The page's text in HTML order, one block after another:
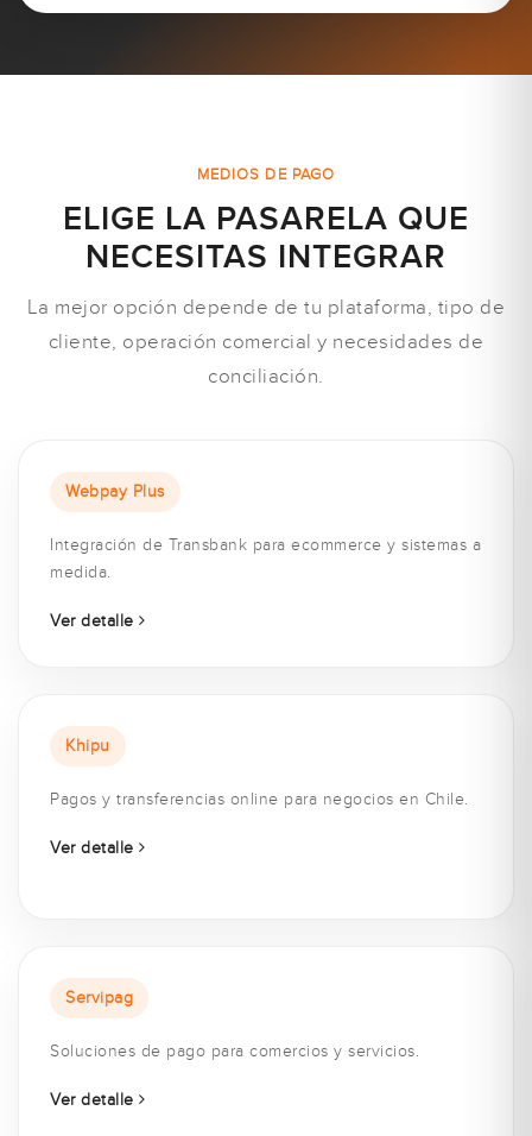
MEDIOS DE PAGO
ELIGE LA PASARELA QUE
NECESITAS INTEGRAR
La mejor opción depende de tu plataforma, tipo de
cliente, operación comercial y necesidades de
conciliación.
Webpay Plus
Integración de Transbank para ecommerce y sistemas a
medida.
Ver detalle
Khipu
Pagos y transferencias online para negocios en Chile.
Ver detalle
Servipag
Soluciones de pago para comercios y servicios.
Ver detalle